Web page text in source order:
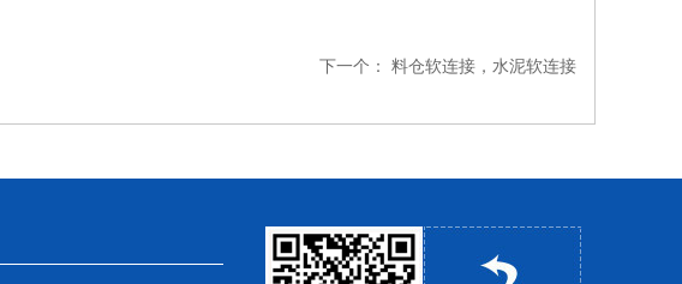
下一个： 料仓软连接，水泥软连接